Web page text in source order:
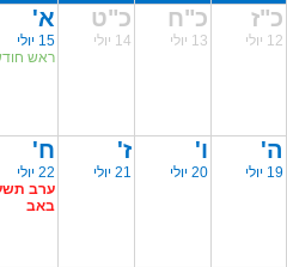
כ"ז
12 יולי
כ"ח
13 יולי
כ"ט
14 יולי
א'
15 יולי
ראש
ה'
19 יולי
ו'
20 יולי
ז'
21 יולי
ח'
22 יולי
ערב
באב